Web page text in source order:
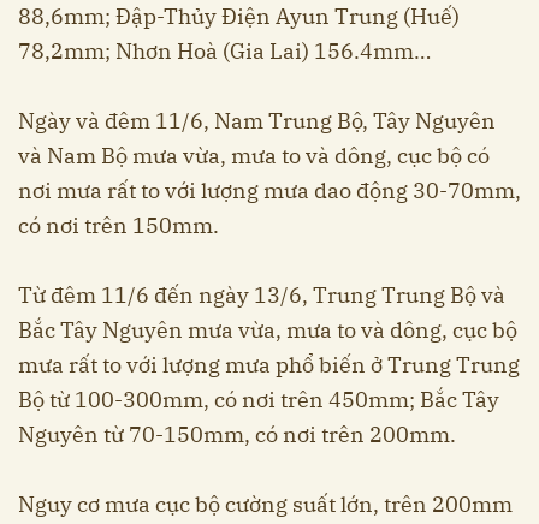
88,6mm; Đập-Thủy Điện Ayun Trung (Huế)
78,2mm; Nhơn Hoà (Gia Lai) 156.4mm…
Ngày và đêm 11/6, Nam Trung Bộ, Tây Nguyên
và Nam Bộ mưa vừa, mưa to và dông, cục bộ có
nơi mưa rất to với lượng mưa dao động 30-70mm,
có nơi trên 150mm.
Từ đêm 11/6 đến ngày 13/6, Trung Trung Bộ và
Bắc Tây Nguyên mưa vừa, mưa to và dông, cục bộ
mưa rất to với lượng mưa phổ biến ở Trung Trung
Bộ từ 100-300mm, có nơi trên 450mm; Bắc Tây
Nguyên từ 70-150mm, có nơi trên 200mm.
Nguy cơ mưa cục bộ cường suất lớn, trên 200mm